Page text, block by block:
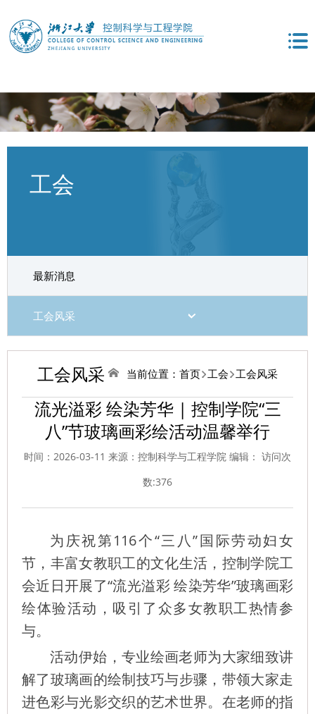
工会
最新消息
工会风采
工会风采 当前位置： 首页 工会 工会风采
流光溢彩 绘染芳华 | 控制学院“三
八”节玻璃画彩绘活动温馨举行
时间：2026-03-11 来源：控制科学与工程学院 编辑： 访问次
数:376
为庆祝第116个“三八”国际劳动妇女
节，丰富女教职工的文化生活，控制学院工
会近日开展了“流光溢彩 绘染芳华”玻璃画彩
绘体验活动，吸引了众多女教职工热情参
与。
活动伊始，专业绘画老师为大家细致讲
解了玻璃画的绘制技巧与步骤，带领大家走
进色彩与光影交织的艺术世界。在老师的指